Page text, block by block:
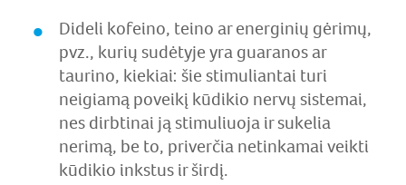
Dideli kofeino, teino ar energinių gėrimų,
pvz., kurių sudėtyje yra guaranos ar
taurino, kiekiai: šie stimuliantai turi
neigiamą poveikį kūdikio nervų sistemai,
nes dirbtinai ją stimuliuoja ir sukelia
nerimą, be to, priverčia netinkamai veikti
kūdikio inkstus ir širdį.